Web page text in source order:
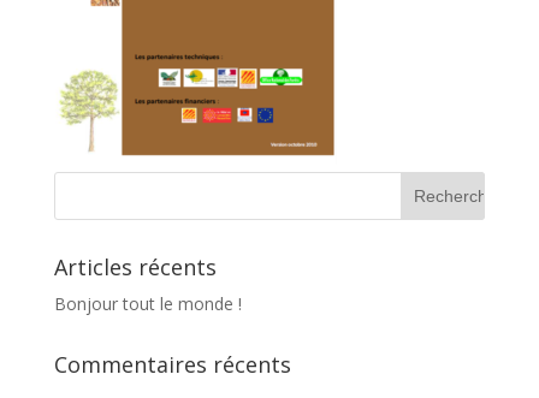
Articles récents
Bonjour tout le monde !
Commentaires récents